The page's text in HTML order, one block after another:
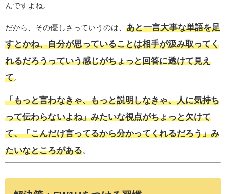
んですよね。
だから、その優しさっていうのは、 あと一言大事な単語を足
すとかね、自分が思っていることは相手が汲み取ってく
れるだろうっていう感じがちょっと回答に透けて見え
て。
「もっと言わなきゃ、もっと説明しなきゃ、人に気持ち
って伝わらないよね」みたいな視点がちょっと欠けて
て、「こんだけ言ってるから分かってくれるだろう」み
たいなところがある。